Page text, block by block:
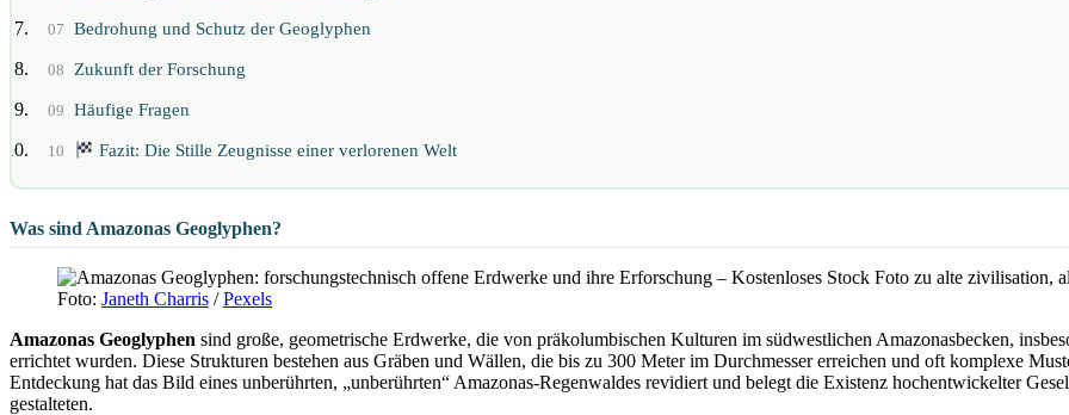
07 Bedrohung und Schutz der Geoglyphen
08 Zukunft der Forschung
09 Häufige Fragen
10 Fazit: Die Stille Zeugnisse einer verlorenen Welt
Was sind Amazonas Geoglyphen?
Foto: Janeth Charris /Pexels
Amazonas Geoglyphen sind große, geometrische Erdwerke, die von präkolumbischen Kulturen im südwestlichen Amazonasbecken,
errichtet wurden. Diese Strukturen bestehen aus Gräben und Wällen, die bis zu 300 Meter im Durchmesser erreichen und oft komplexe
Entdeckung hat das Bild eines unberührten, „unberührten“ Amazonas-Regenwaldes revidiert und belegt die Existenz hochentwickelter
gestalteten.